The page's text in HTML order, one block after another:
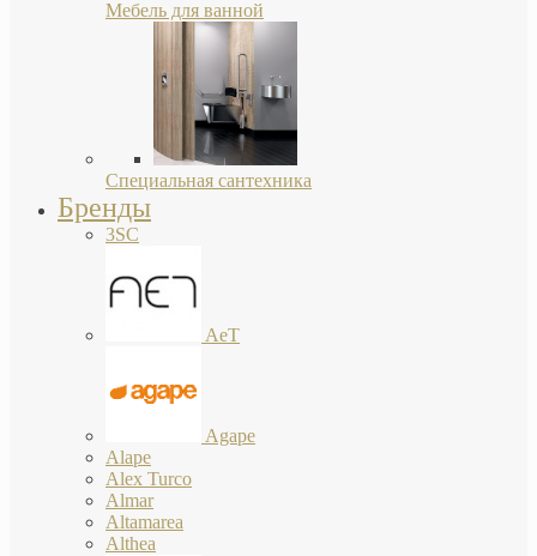
Мебель для ванной
Специальная сантехника
Бренды
3SC
AeT
Agape
Alape
Alex Turco
Almar
Altamarea
Althea